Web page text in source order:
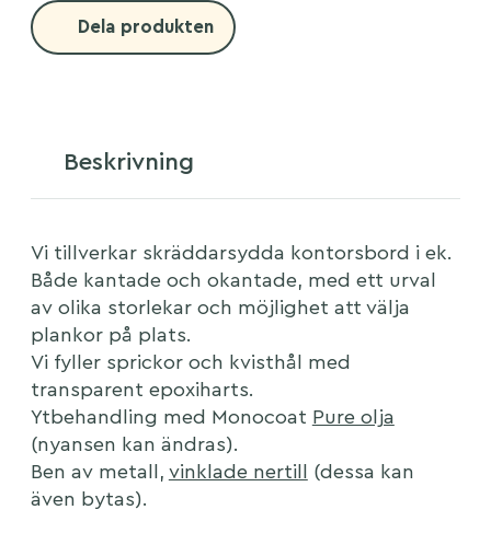
Dela produkten
Beskrivning
Vi tillverkar skräddarsydda kontorsbord i ek.
Både kantade och okantade, med ett urval
av olika storlekar och möjlighet att välja
plankor på plats.
Vi fyller sprickor och kvisthål med
transparent epoxiharts.
Ytbehandling med Monocoat Pure olja
(nyansen kan ändras).
Ben av metall, vinklade nertill
(dessa kan
även bytas).